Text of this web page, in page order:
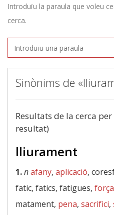
Introduïu la paraula que voleu
cerca.
Sinònims de
Resultats de la cerca per
resultat)
lliurament
1.nafany, aplicació,
fatic, fatics, fatigues, força
matament, pena, sacrifici,